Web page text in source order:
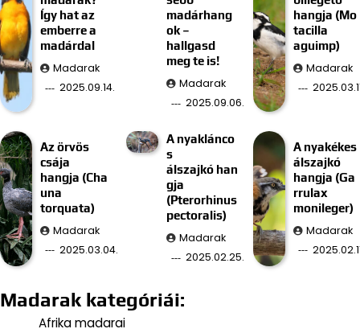
Így hat az
emberre a
madárdal
Madarak
2025.09.14.
madárhang
ok –
hallgasd
meg te is!
Madarak
2025.09.06.
hangja (Mo
tacilla
aguimp)
Madarak
Az örvös
csája
hangja (Cha
una
torquata)
Madarak
2025.03.04.
A nyaklánco
s
álszajkó han
gja
(Pterorhinus
pectoralis)
Madarak
2025.02.25.
A nyakékes
álszajkó
hangja (Ga
rrulax
monileger)
Madarak
Madarak kategóriái:
Afrika madarai